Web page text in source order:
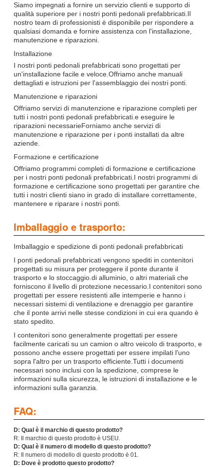
Siamo impegnati a fornire un servizio clienti e supporto di
qualità superiore per i nostri ponti pedonali prefabbricati.Il
nostro team di professionisti è disponibile per rispondere a
qualsiasi domanda e fornire assistenza con l'installazione,
manutenzione e riparazioni.
Installazione
I nostri ponti pedonali prefabbricati sono progettati per
un'installazione facile e veloce.Offriamo anche manuali
dettagliati e istruzioni per l'assemblaggio dei nostri ponti.
Manutenzione e riparazioni
Offriamo servizi di manutenzione e riparazione completi per
tutti i nostri ponti pedonali prefabbricati.e eseguire le
riparazioni necessarieForniamo anche servizi di
manutenzione e riparazione per i ponti installati da altre
aziende.
Formazione e certificazione
Offriamo programmi completi di formazione e certificazione
per i nostri ponti pedonali prefabbricati.I nostri programmi di
formazione e certificazione sono progettati per garantire che
tutti i nostri clienti siano in grado di installare correttamente,
mantenere e riparare i nostri ponti.
Imballaggio e trasporto:
Imballaggio e spedizione di ponti pedonali prefabbricati
I ponti pedonali prefabbricati vengono spediti in contenitori
progettati su misura per proteggere il ponte durante il
trasporto e lo stoccaggio.di alluminio, o altri materiali che
forniscono il livello di protezione necessario.I contenitori sono
progettati per essere resistenti alle intemperie e hanno i
necessari sistemi di ventilazione e drenaggio per garantire
che il ponte arrivi nelle stesse condizioni in cui era quando è
stato spedito.
I contenitori sono generalmente progettati per essere
facilmente caricati su un camion o altro veicolo di trasporto, e
possono anche essere progettati per essere impilati l'uno
sopra l'altro per un trasporto efficiente.Tutti i documenti
necessari sono inclusi con la spedizione, comprese le
informazioni sulla sicurezza, le istruzioni di installazione e le
informazioni sulla garanzia.
FAQ:
D: Qual è il marchio di questo prodotto?
R: Il marchio di questo prodotto è USEU.
D: Qual è il numero di modello di questo prodotto?
R: Il numero di modello di questo prodotto è 01.
D: Dove è prodotto questo prodotto?